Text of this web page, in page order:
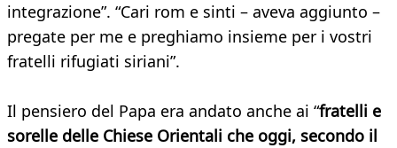
integrazione”. “Cari rom e sinti – aveva aggiunto –
pregate per me e preghiamo insieme per i vostri
fratelli rifugiati siriani”.
Il pensiero del Papa era andato anche ai “fratelli e
sorelle delle Chiese Orientali che oggi, secondo il